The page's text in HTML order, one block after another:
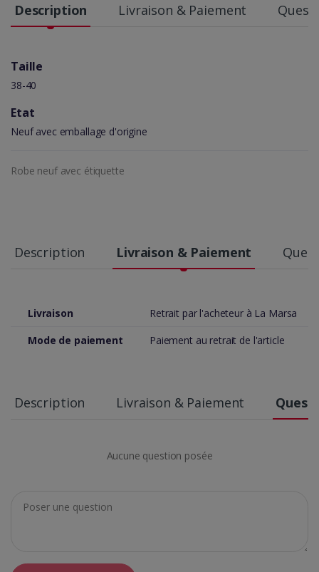
Description Livraison & Paiement
Taille
38-40
Etat
Neuf avec emballage d'origine
Robe neuf avec étiquette
Description Livraison & Paiement
Livraison
Retrait par l'acheteur à La Marsa
Mode de paiement
Paiement au retrait de l'article
Description Livraison & Paiement
Aucune question posée